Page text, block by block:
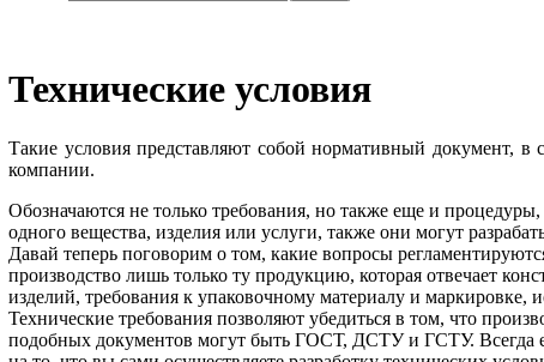
Технические условия
Такие условия представляют собой нормативный документ, в
компании.
Обозначаются не только требования, но также еще и
одного вещества, изделия или услуги, также они могут
Давай теперь поговорим о том, какие вопросы
производство лишь только ту продукцию, которая отвечает
изделий, требования к упаковочному материалу и
Технические требования позволяют убедиться в том, что
подобных документов могут быть ГОСТ, ДСТУ и ГСТУ. Всегда